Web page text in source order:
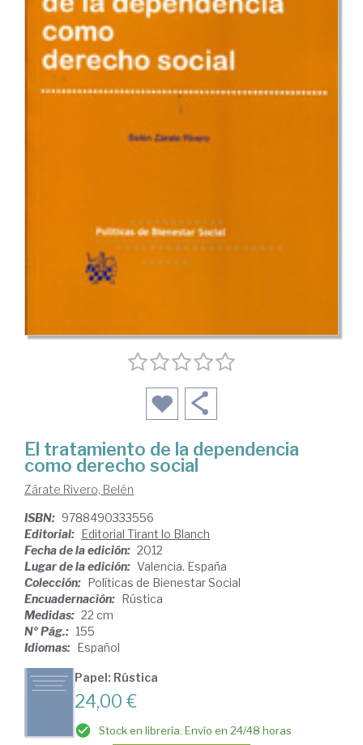
El tratamiento de la dependencia
como derecho social
Zárate Rivero, Belén
ISBN: 9788490333556
Editorial: Editorial Tirant lo Blanch
Fecha de la edición: 2012
Lugar de la edición: Valencia. España
Colección: Políticas de Bienestar Social
Encuadernación: Rústica
Medidas: 22 cm
Nº Pág.: 155
Idiomas: Español
Papel: Rústica
24,00 €
Stock en librería. Envío en 24/48 horas